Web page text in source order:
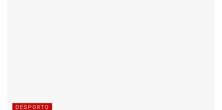
DESPORTO